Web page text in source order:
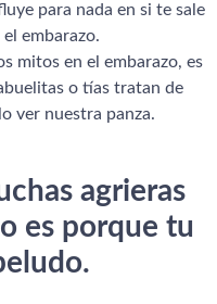
para nada en si te sale
embarazo.
mitos en el embarazo, es
o tías tratan de
ver nuestra panza.
agrieras
es porque tu